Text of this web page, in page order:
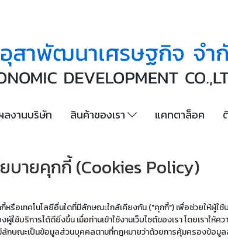
งานบริษัท สินค้าของเรา แคทตาล็อค
บายคุกกี้ (Cookies Policy)
หรือเทคโนโลยีอื่นใดที่มีลักษณะใกล้เคียงกัน ("คุกกี้") เพื่อช่วยให้ผู้
บริการได้ดียิ่งขึ้น เมื่อท่านเข้าใช้งานเว็บไซต์ของเรา โดยเราใ
กษณะเป็นข้อมูลส่วนบุคคลตามที่กฎหมายว่าด้วยการคุ้มครองข้อมูล